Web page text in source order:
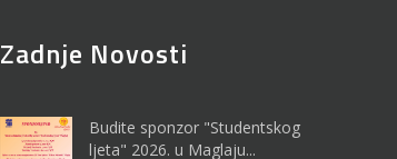
Zadnje Novosti
Budite sponzor "Studentskog
ljeta" 2026. u Maglaju...